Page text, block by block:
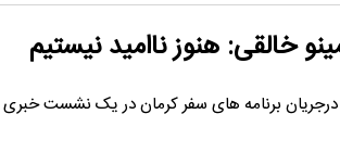
خالقی: هنوز ناامید نیستیم
درجریان برنامه های سفر کرمان در یک نشست